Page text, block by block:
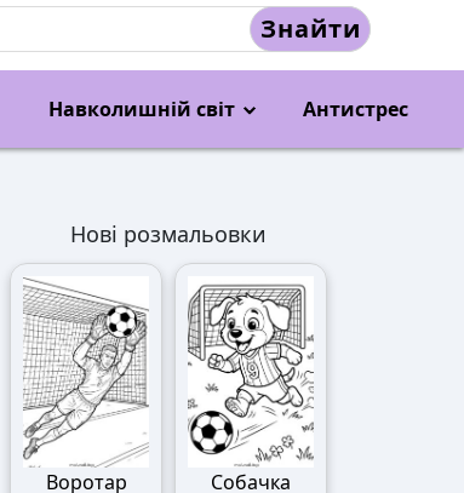
Знайти
Навколишній світ Антистрес
Нові розмальовки
Воротар
Собачка